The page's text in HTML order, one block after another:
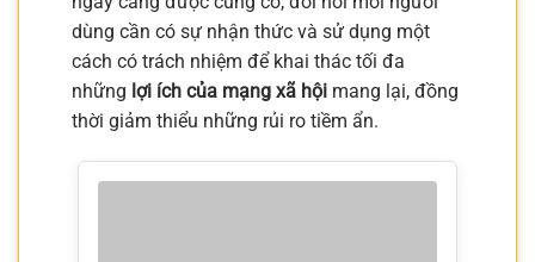
dùng cần có sự nhận thức và sử dụng một
cách có trách nhiệm để khai thác tối đa
những lợi ích của mạng xã hội mang lại, đồng
thời giảm thiểu những rủi ro tiềm ẩn.